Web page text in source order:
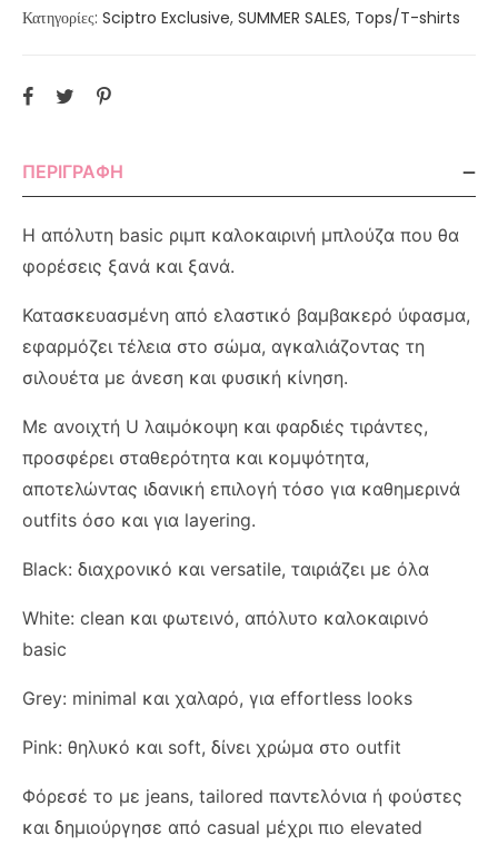
Κατηγορίες: Sciptro Exclusive, SUMMER SALES, Tops/T-shirts
ΠΕΡΙΓΡΑΦΉ
Η απόλυτη basic ριμπ καλοκαιρινή μπλούζα που θα
φορέσεις ξανά και ξανά.
Κατασκευασμένη από ελαστικό βαμβακερό ύφασμα,
εφαρμόζει τέλεια στο σώμα, αγκαλιάζοντας τη
σιλουέτα με άνεση και φυσική κίνηση.
Με ανοιχτή U λαιμόκοψη και φαρδιές τιράντες,
προσφέρει σταθερότητα και κομψότητα,
αποτελώντας ιδανική επιλογή τόσο για καθημερινά
outfits όσο και για layering.
Black: διαχρονικό και versatile, ταιριάζει με όλα
White: clean και φωτεινό, απόλυτο καλοκαιρινό
basic
Grey: minimal και χαλαρό, για effortless looks
Pink: θηλυκό και soft, δίνει χρώμα στο outfit
Φόρεσέ το με jeans, tailored παντελόνια ή φούστες
και δημιούργησε από casual μέχρι πιο elevated